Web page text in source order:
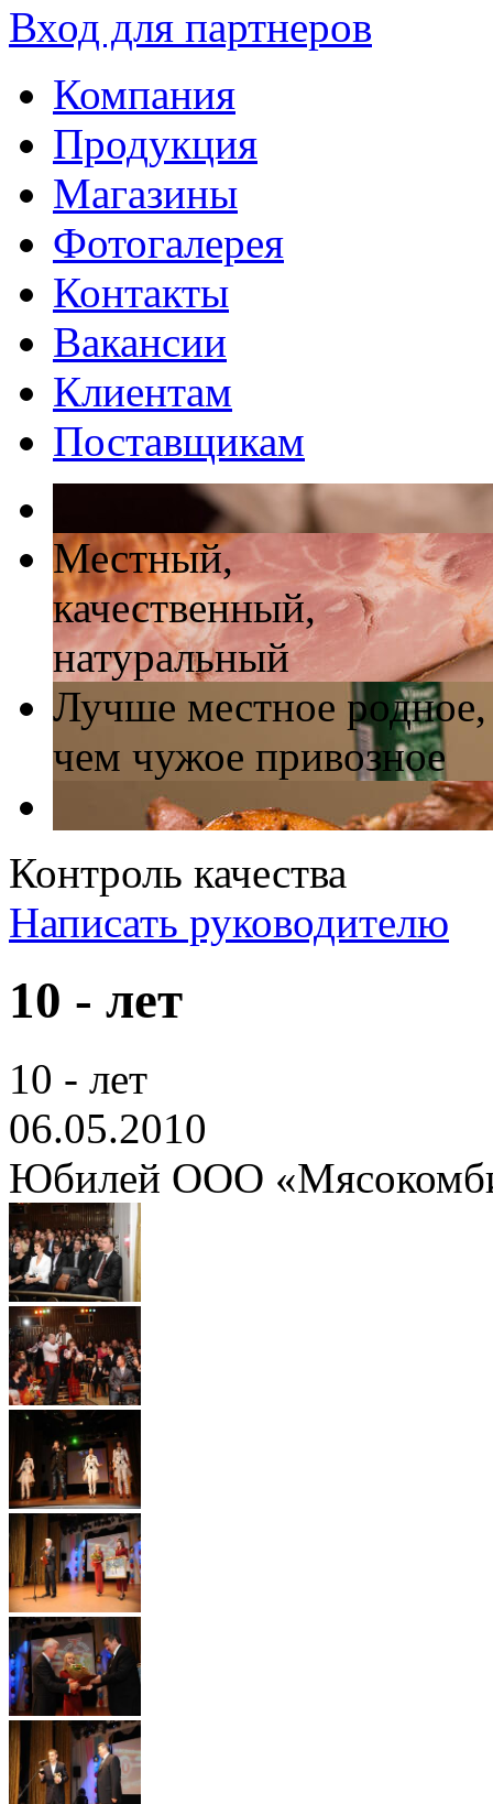
Вход для партнеров
Компания
Продукция
Магазины
Фотогалерея
Контакты
Вакансии
Клиентам
Поставщикам
Местный,
качественный,
натуральный
Лучше местное родное,
чем чужое привозное
Контроль качества
Написать руководителю
10 - лет
10 - лет
06.05.2010
Юбилей ООО